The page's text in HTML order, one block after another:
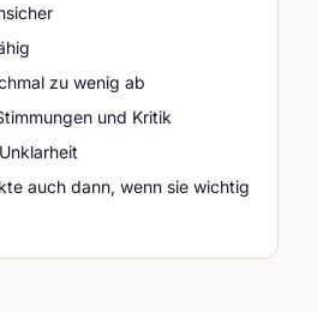
zu wenig ab
und Kritik
auch dann, wenn sie wichtig